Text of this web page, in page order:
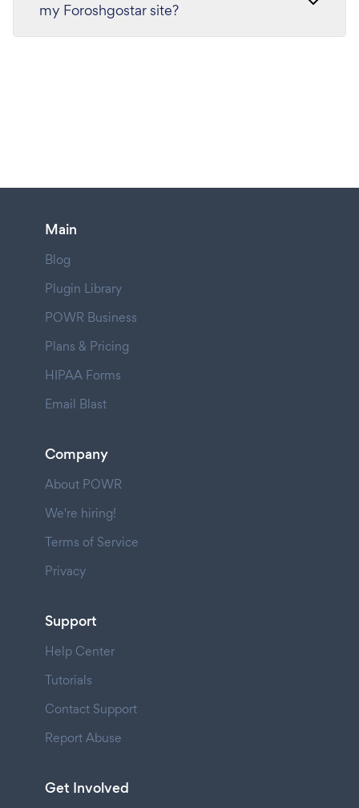
my Foroshgostar site?
Main
Blog
Plugin Library
POWR Business
Plans & Pricing
HIPAA Forms
Email Blast
Company
About POWR
We're hiring!
Terms of Service
Privacy
Support
Help Center
Tutorials
Contact Support
Report Abuse
Get Involved